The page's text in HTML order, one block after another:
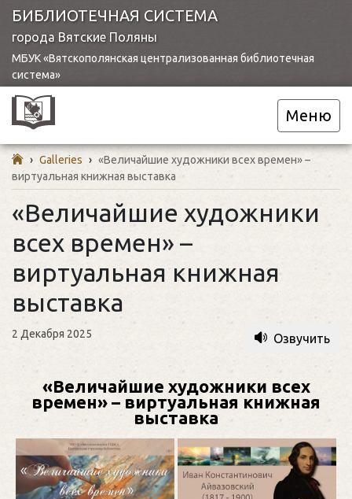
БИБЛИОТЕЧНАЯ СИСТЕМА
города Вятские Поляны
МБУК «Вятскополянская централизованная библиотечная
система»
Меню
› Galleries › «Величайшие художники всех времен» –
виртуальная книжная выставка
«Величайшие художники
всех времен» –
виртуальная книжная
выставка
2 Декабря 2025 Озвучить
«Величайшие художники всех
времен» – виртуальная книжная
выставка